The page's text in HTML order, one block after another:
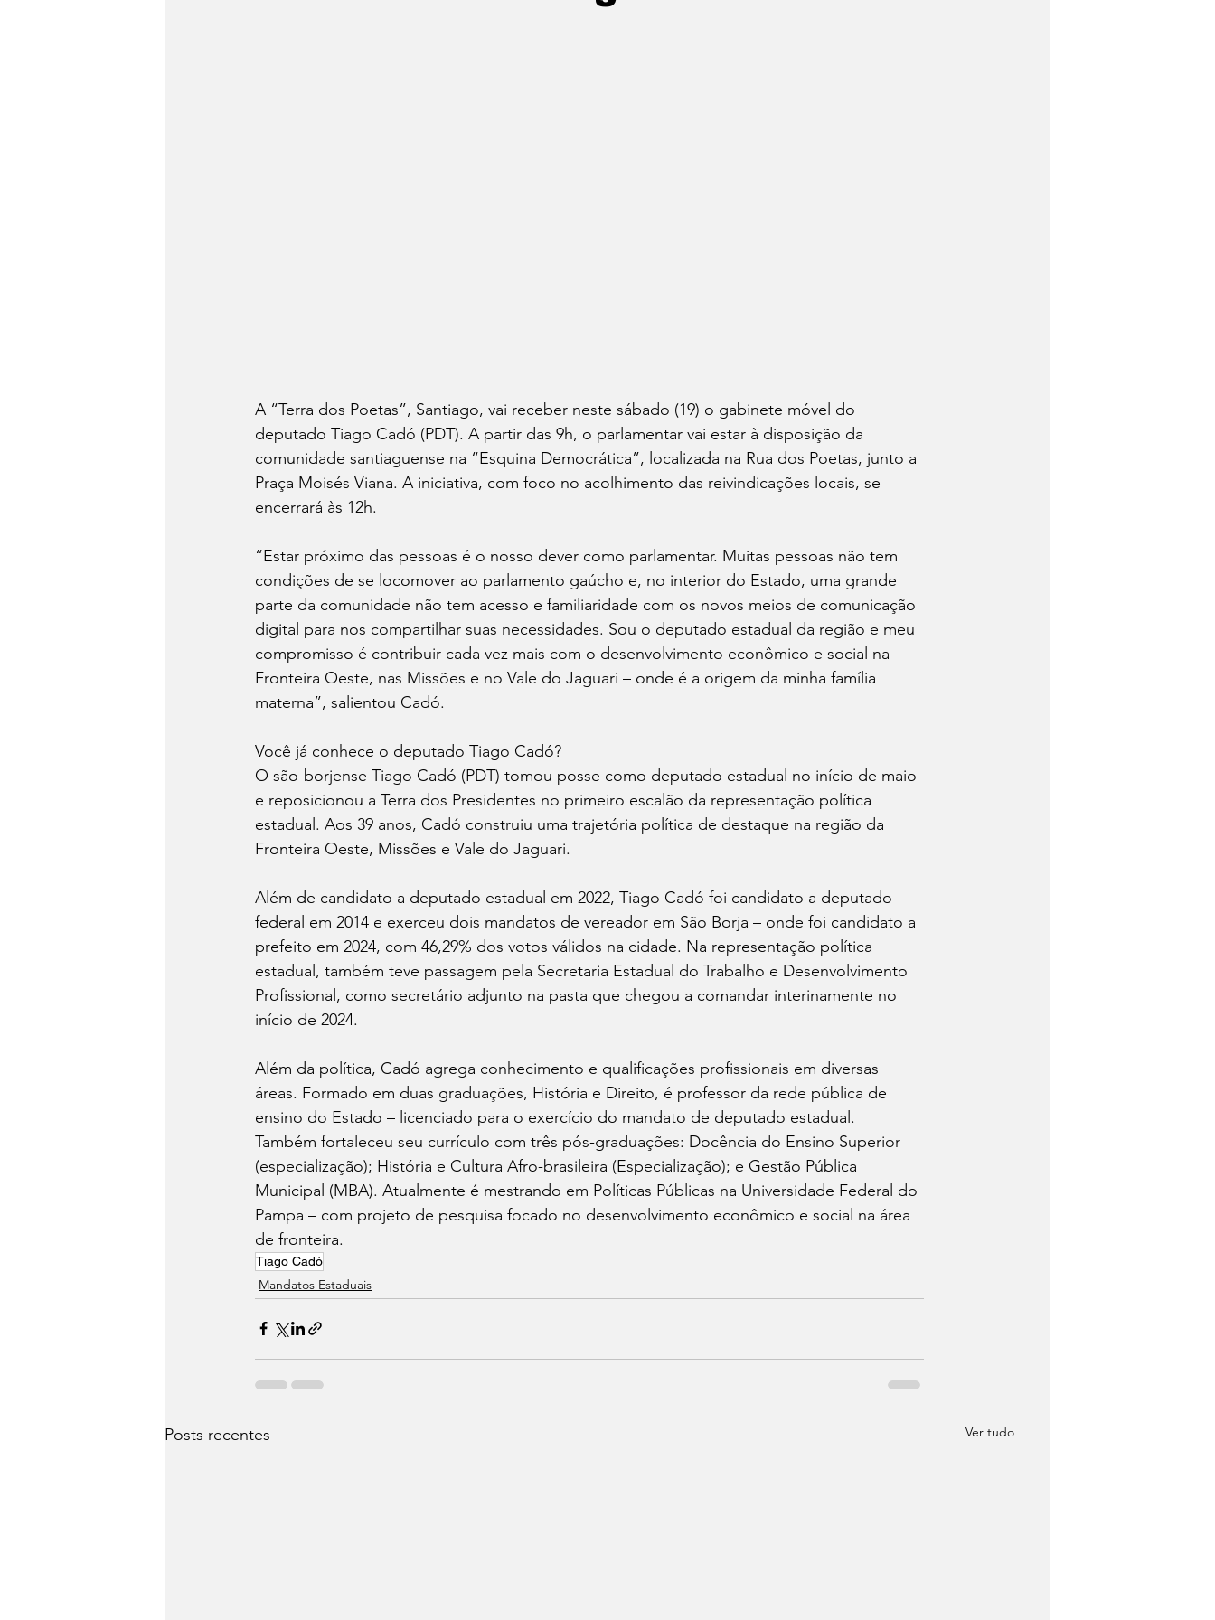
A “Terra dos Poetas”, Santiago, vai receber neste sábado (19) o gabinete móvel do
deputado Tiago Cadó (PDT). A partir das 9h, o parlamentar vai estar à disposição da
comunidade santiaguense na “Esquina Democrática”, localizada na Rua dos Poetas, junto a
Praça Moisés Viana. A iniciativa, com foco no acolhimento das reivindicações locais, se
encerrará às 12h.
“Estar próximo das pessoas é o nosso dever como parlamentar. Muitas pessoas não tem
condições de se locomover ao parlamento gaúcho e, no interior do Estado, uma grande
parte da comunidade não tem acesso e familiaridade com os novos meios de comunicação
digital para nos compartilhar suas necessidades. Sou o deputado estadual da região e meu
compromisso é contribuir cada vez mais com o desenvolvimento econômico e social na
Fronteira Oeste, nas Missões e no Vale do Jaguari – onde é a origem da minha família
materna”, salientou Cadó.
Você já conhece o deputado Tiago Cadó?
O são-borjense Tiago Cadó (PDT) tomou posse como deputado estadual no início de maio
e reposicionou a Terra dos Presidentes no primeiro escalão da representação política
estadual. Aos 39 anos, Cadó construiu uma trajetória política de destaque na região da
Fronteira Oeste, Missões e Vale do Jaguari.
Além de candidato a deputado estadual em 2022, Tiago Cadó foi candidato a deputado
federal em 2014 e exerceu dois mandatos de vereador em São Borja – onde foi candidato a
prefeito em 2024, com 46,29% dos votos válidos na cidade. Na representação política
estadual, também teve passagem pela Secretaria Estadual do Trabalho e Desenvolvimento
Profissional, como secretário adjunto na pasta que chegou a comandar interinamente no
início de 2024.
Além da política, Cadó agrega conhecimento e qualificações profissionais em diversas
áreas. Formado em duas graduações, História e Direito, é professor da rede pública de
ensino do Estado – licenciado para o exercício do mandato de deputado estadual.
Também fortaleceu seu currículo com três pós-graduações: Docência do Ensino Superior
(especialização); História e Cultura Afro-brasileira (Especialização); e Gestão Pública
Municipal (MBA). Atualmente é mestrando em Políticas Públicas na Universidade Federal do
Pampa – com projeto de pesquisa focado no desenvolvimento econômico e social na área
de fronteira.
Tiago Cadó
Mandatos Estaduais
Posts recentes Ver tudo